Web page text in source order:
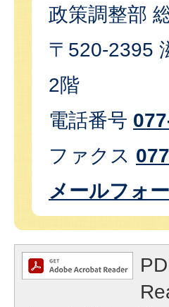
政策調整部
〒520-2395
2階
電話番号
ファクス
メールフォ